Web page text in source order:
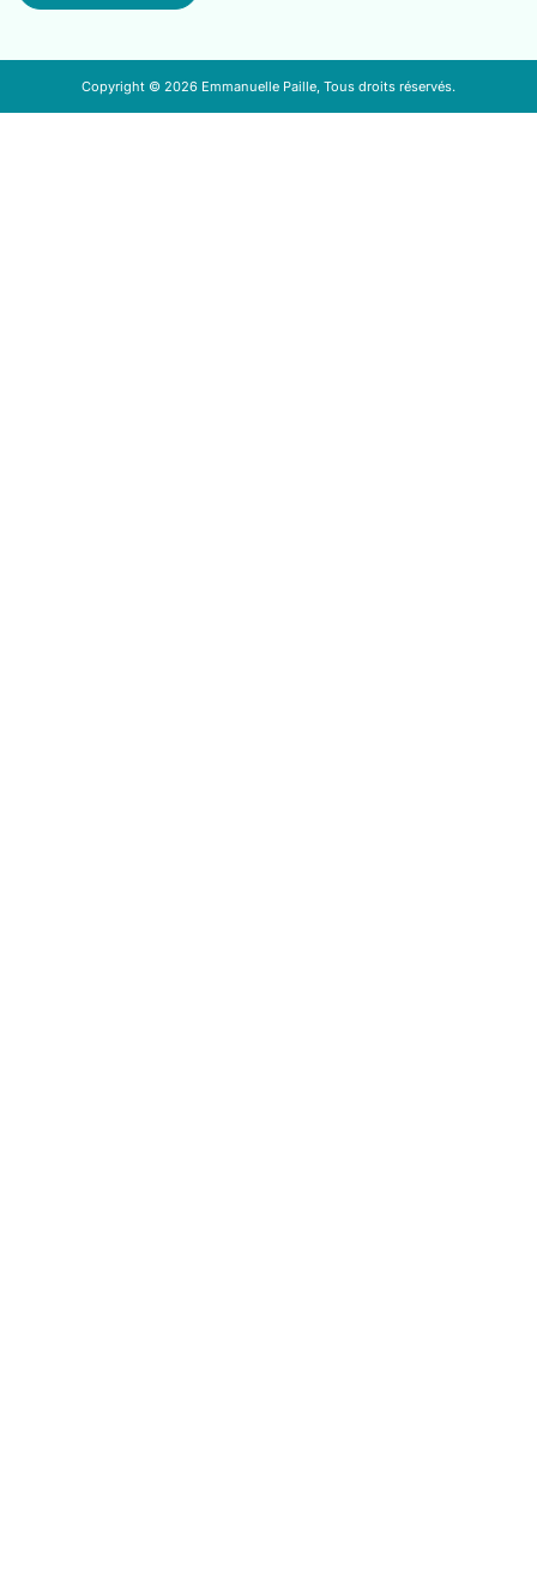
Copyright © 2026 Emmanuelle Paille, Tous droits réservés.